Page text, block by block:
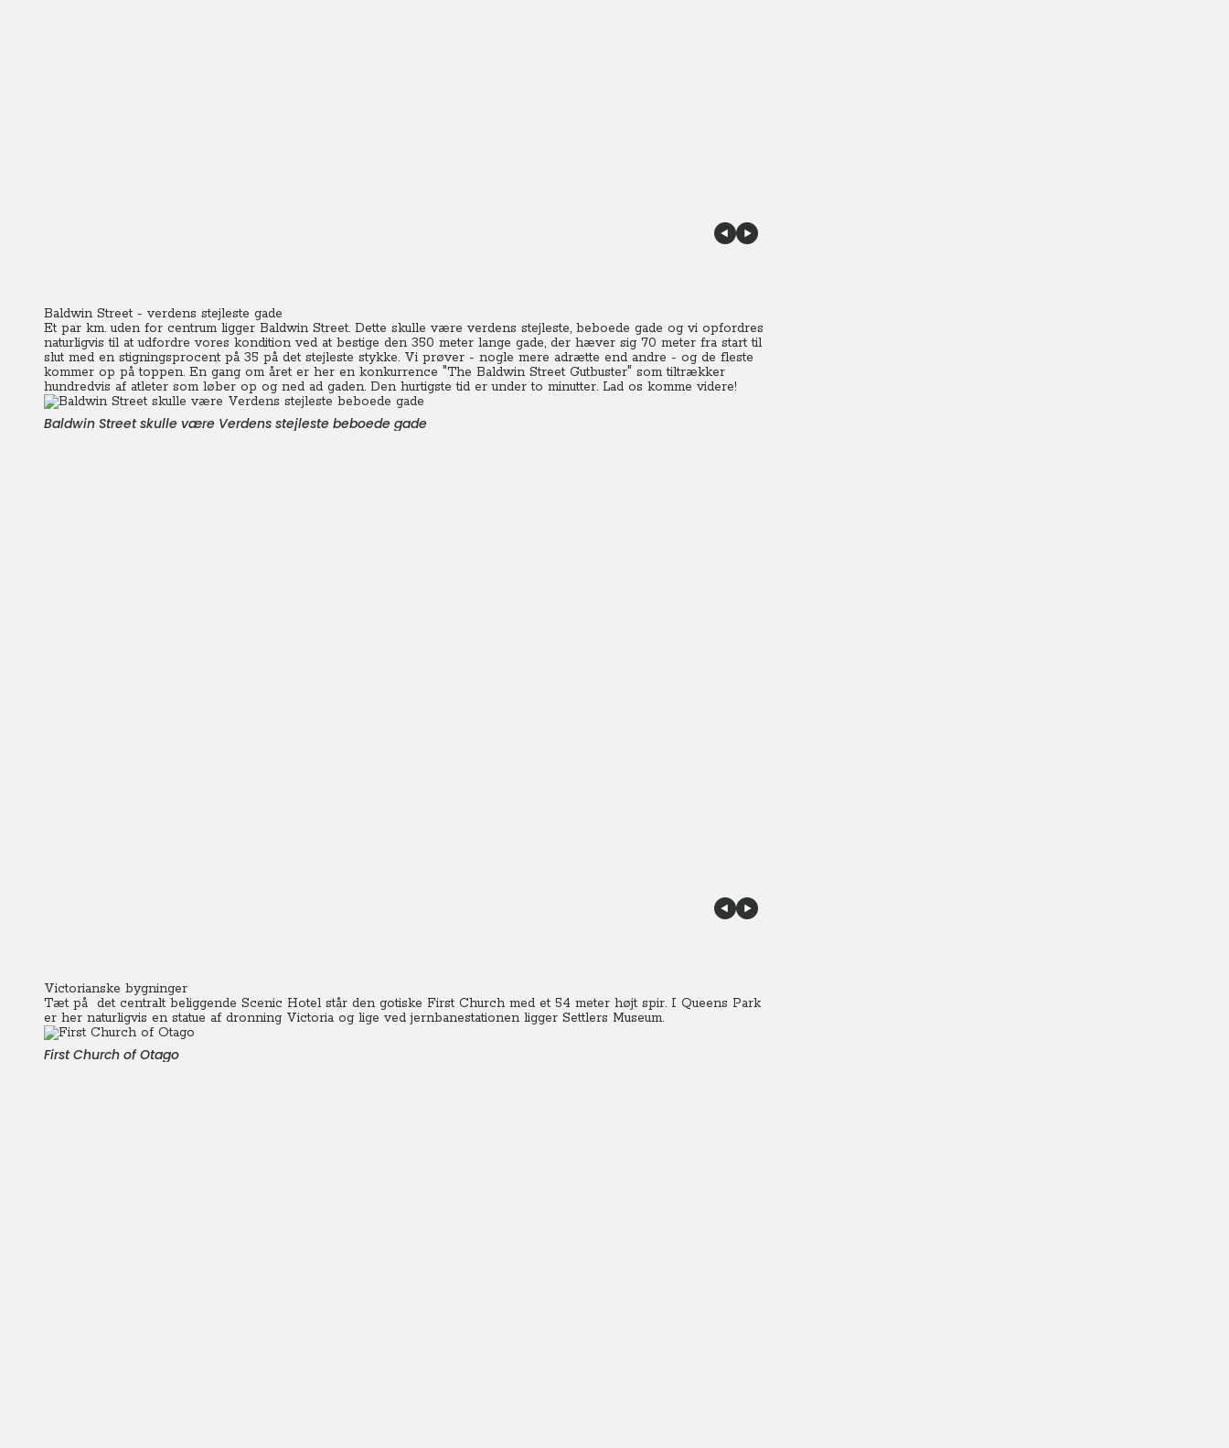
Baldwin Street - verdens stejleste gade
Et par km. uden for centrum ligger Baldwin Street. Dette skulle være verdens stejleste, beboede gade og vi opfordres
naturligvis til at udfordre vores kondition ved at bestige den 350 meter lange gade, der hæver sig 70 meter fra start til
slut med en stigningsprocent på 35 på det stejleste stykke. Vi prøver - nogle mere adrætte end andre - og de fleste
kommer op på toppen. En gang om året er her en konkurrence "The Baldwin Street Gutbuster" som tiltrækker
hundredvis af atleter som løber op og ned ad gaden. Den hurtigste tid er under to minutter. Lad os komme videre!
Baldwin Street skulle være Verdens stejleste beboede gade
Victorianske bygninger
Tæt på det centralt beliggende Scenic Hotel står den gotiske First Church med et 54 meter højt spir. I Queens Park
er her naturligvis en statue af dronning Victoria og lige ved jernbanestationen ligger Settlers Museum.
First Church of Otago